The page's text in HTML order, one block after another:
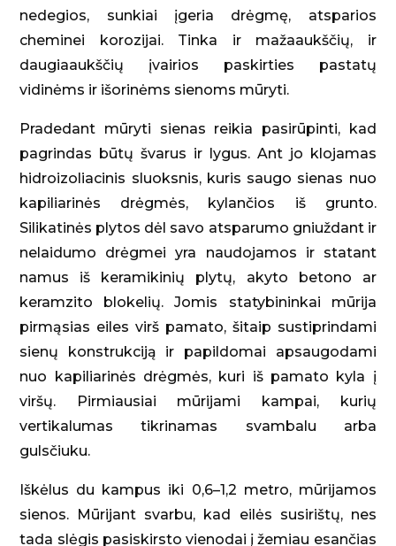
nedegios, sunkiai įgeria drėgmę, atsparios
cheminei korozijai. Tinka ir mažaaukščių, ir
daugiaaukščių įvairios paskirties pastatų
vidinėms ir išorinėms sienoms mūryti.
Pradedant mūryti sienas reikia pasirūpinti, kad
pagrindas būtų švarus ir lygus. Ant jo klojamas
hidroizoliacinis sluoksnis, kuris saugo sienas nuo
kapiliarinės drėgmės, kylančios iš grunto.
Silikatinės plytos dėl savo atsparumo gniuždant ir
nelaidumo drėgmei yra naudojamos ir statant
namus iš keramikinių plytų, akyto betono ar
keramzito blokelių. Jomis statybininkai mūrija
pirmąsias eiles virš pamato, šitaip sustiprindami
sienų konstrukciją ir papildomai apsaugodami
nuo kapiliarinės drėgmės, kuri iš pamato kyla į
viršų. Pirmiausiai mūrijami kampai, kurių
vertikalumas tikrinamas svambalu arba
gulsčiuku.
Iškėlus du kampus iki 0,6–1,2 metro, mūrijamos
sienos. Mūrijant svarbu, kad eilės susirištų, nes
tada slėgis pasiskirsto vienodai į žemiau esančias